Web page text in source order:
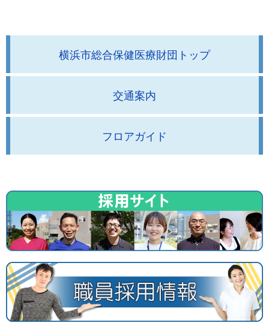
横浜市総合保健医療財団トップ
交通案内
フロアガイド